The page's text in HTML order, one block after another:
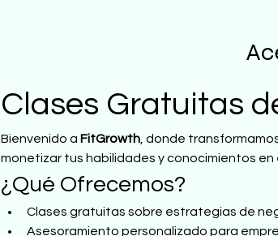
Clases Gratuitas
Bienvenido a FitGrowth, donde
monetizar tus habilidades y conocimientos
¿Qué Ofrecemos?
Clases gratuitas sobre estrategias de
Asesoramiento personalizado para